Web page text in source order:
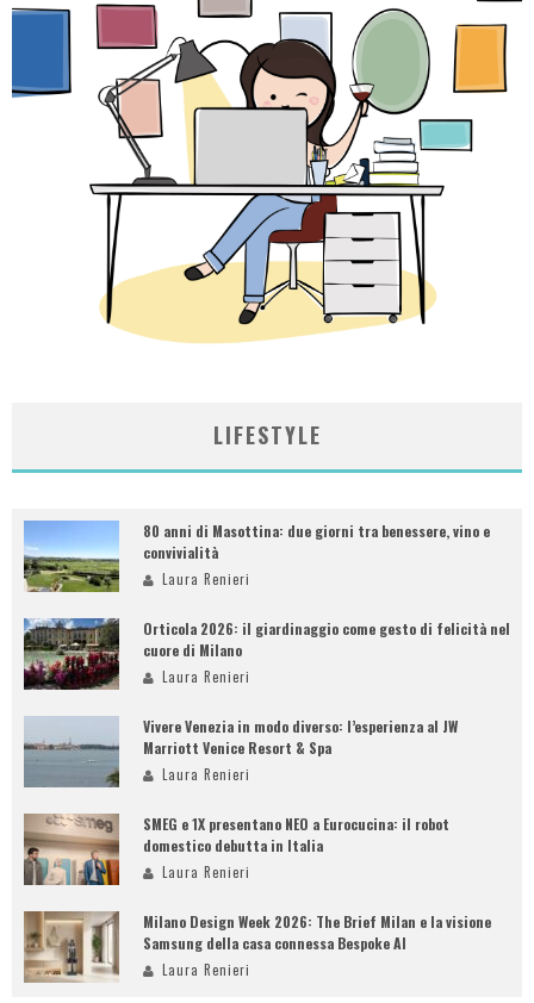
LIFESTYLE
80 anni di Masottina: due giorni tra benessere, vino e
convivialità
Laura Renieri
Orticola 2026: il giardinaggio come gesto di felicità nel
cuore di Milano
Laura Renieri
Vivere Venezia in modo diverso: l’esperienza al JW
Marriott Venice Resort & Spa
Laura Renieri
SMEG e 1X presentano NEO a Eurocucina: il robot
domestico debutta in Italia
Laura Renieri
Milano Design Week 2026: The Brief Milan e la visione
Samsung della casa connessa Bespoke AI
Laura Renieri